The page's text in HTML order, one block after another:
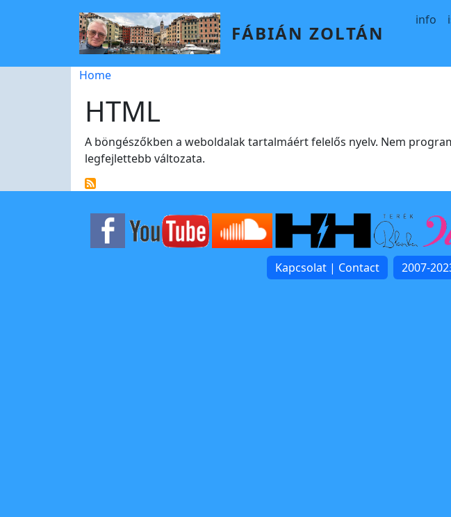
FÁBIÁN ZOLTÁN
Main
info
Breadcrumb
Home
HTML
A böngészőkben a weboldalak tartalmáért felelős nyelv. Nem
legfejlettebb változata.
Kapcsolat | Contact 2007-